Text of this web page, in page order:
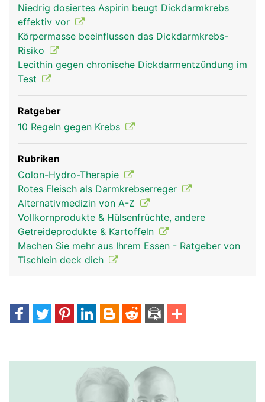
Niedrig dosiertes Aspirin beugt Dickdarmkrebs
effektiv vor
Körpermasse beeinflussen das Dickdarmkrebs-
Risiko
Lecithin gegen chronische Dickdarmentzündung im
Test
Ratgeber
10 Regeln gegen Krebs
Rubriken
Colon-Hydro-Therapie
Rotes Fleisch als Darmkrebserreger
Alternativmedizin von A-Z
Vollkornprodukte & Hülsenfrüchte, andere
Getreideprodukte & Kartoffeln
Machen Sie mehr aus Ihrem Essen - Ratgeber von
Tischlein deck dich